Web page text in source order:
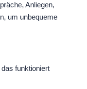
Anliegen,
um unbequeme
funktioniert